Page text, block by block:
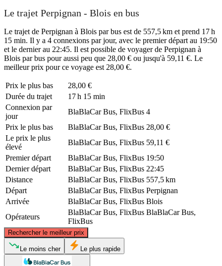
Le trajet Perpignan - Blois en bus
Le trajet de Perpignan à Blois par bus est de 557,5 km et prend 17 h
15 min. Il y a 4 connexions par jour, avec le premier départ au 19:50
et le dernier au 22:45. Il est possible de voyager de Perpignan à
Blois par bus pour aussi peu que 28,00 € ou jusqu'à 59,11 €. Le
meilleur prix pour ce voyage est 28,00 €.
Prix ​​le plus bas
28,00 €
Durée du trajet
17 h 15 min
Connexion par
jour
BlaBlaCar Bus, FlixBus 4
Prix ​​le plus bas
BlaBlaCar Bus, FlixBus 28,00 €
Le prix le plus
élevé
BlaBlaCar Bus, FlixBus 59,11 €
Premier départ
BlaBlaCar Bus, FlixBus 19:50
Dernier départ
BlaBlaCar Bus, FlixBus 22:45
Distance
BlaBlaCar Bus, FlixBus 557,5 km
Départ
BlaBlaCar Bus, FlixBus Perpignan
Arrivée
BlaBlaCar Bus, FlixBus Blois
Opérateurs
BlaBlaCar Bus, FlixBus BlaBlaCar Bus,
FlixBus
Rechercher le meilleur prix
Blois
Le moins cher Le plus rapide